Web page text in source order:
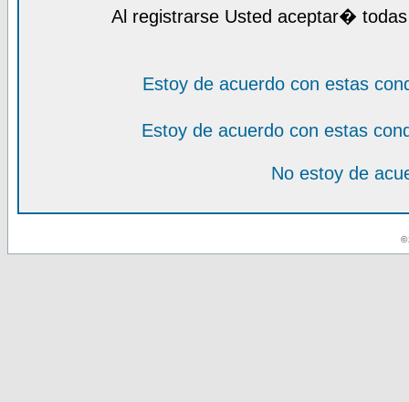
Al registrarse Usted aceptar�
Estoy de acuerdo con estas
Estoy de acuerdo con estas
No estoy de
©